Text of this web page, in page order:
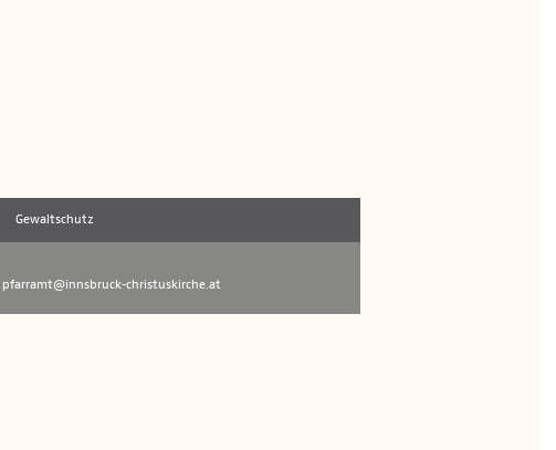
Gewaltschutz
pfarramt@innsbruck-christuskirche.at